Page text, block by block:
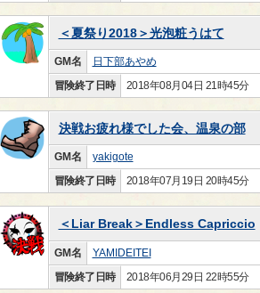
＜夏祭り2018＞光泡粧うはて
GM名 日下部あやめ
冒険終了日時
2018年08月04日 21時45分
決戦お疲れ様でした会、温泉の部
GM名 yakigote
冒険終了日時
2018年07月19日 20時45分
＜Liar Break＞Endless Capriccio
GM名 YAMIDEITEI
冒険終了日時
2018年06月29日 22時55分